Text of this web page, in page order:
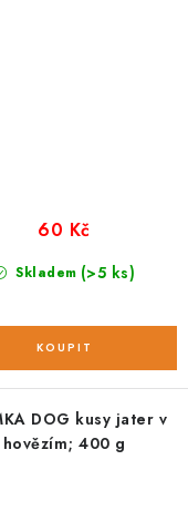
Skladem (>5 ks)
60 Kč
DOG kusy jater v
hovězím; 400 g